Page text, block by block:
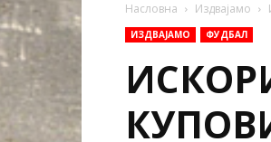
Насловна Издвајамо
ИЗДВАЈАМО ФУДБАЛ